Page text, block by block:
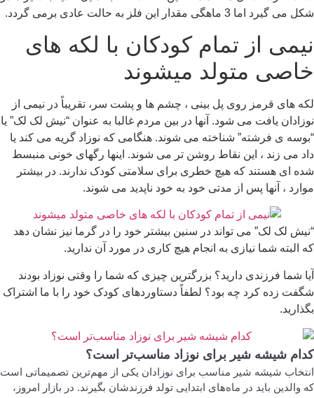
شکل می گیرد اما 3 ماهگی مقدار این فلز به حالت عادی برمی گردد.
نیمی از تمام کودکان با لکه های
خاصی متولد میشوند
لکه های قرمز روی پل بینی ، چشم ها و پشت سر، تقریباً در نیمی از
نوزادان یافت می شود. آنها در بین مردم غالبا به عنوان “نیش لک لک” یا
“بوسه ی فرشته” شناخته می شوند. هنگامی که نوزاد گریه می کند یا
داد می زند ، این نقاط روشن تر می شوند. اینها رگهای خونی منبسط
شده ای هستند که هیچ خطری برای سلامتی کودک ندارند. در بیشتر
موارد ، آنها پس از مدتی خود به خود ناپدید می شوند.
“نیش لک لک” می تواند در سنین بیشتر خود را در گرما نیز نشان دهد
که البته شما نیازی به انجام هیچ کاری در مورد آن ندارید.
آیا شما فرزندی دارید؟ بزرگترین چیزی که شما را وقتی نوزاد بودند
شگفت زده کرد چه بود؟ لطفاً دستاوردهای کودک خود را با ما اشتراک
بگذارید.
کدام شیشه شیر برای نوزاد مناسب‌تر است؟
انتخاب شیشه شیر مناسب برای نوزادان یکی از مهم‌ترین تصمیماتی است
که والدین باید در ماه‌های ابتدایی تولد فرزندشان بگیرند. در بازار امروز،